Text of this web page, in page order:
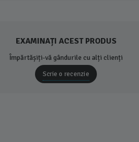
EXAMINAȚI ACEST PRODUS
Împărtășiți-vă gândurile cu alți clienți
Scrie o recenzie